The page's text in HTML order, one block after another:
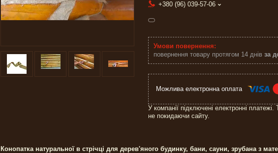
+380 (96) 039-57-06
повернення товару протягом 14 днів за
У компанії підключені електронні
не покидаючи сайту.
Конопатка натуральної в стрічці для дерев'яного будинку, бани, сауни, зрубана з